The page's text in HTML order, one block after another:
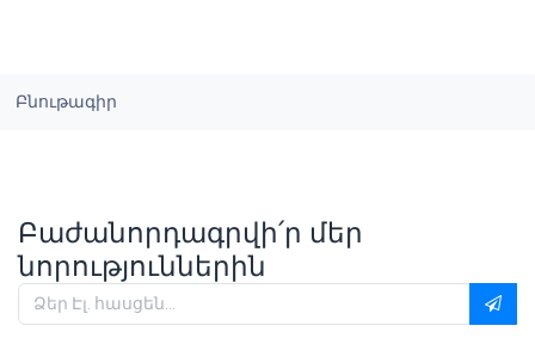
Բնութագիր
Բաժանորդագրվի՛ր մեր
նորություններին